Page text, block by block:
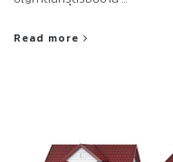
Read more